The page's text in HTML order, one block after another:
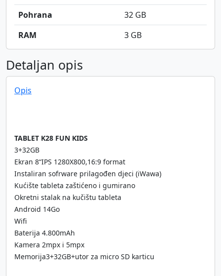
Pohrana
32 GB
RAM
3 GB
Detaljan opis
Opis
TABLET K28 FUN KIDS
3+32GB
Ekran 8“IPS 1280X800,16:9 format
Instaliran sofrware prilagođen djeci (iWawa)
Kućište tableta zaštićeno i gumirano
Okretni stalak na kučištu tableta
Android 14Go
Wifi
Baterija 4.800mAh
Kamera 2mpx i 5mpx
Memorija3+32GB+utor za micro SD karticu